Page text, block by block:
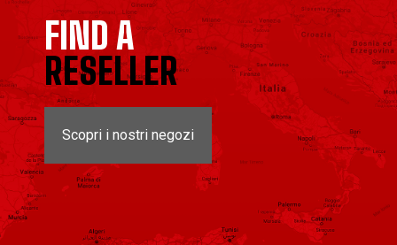
FIND A
RESELLER
Scopri i nostri negozi